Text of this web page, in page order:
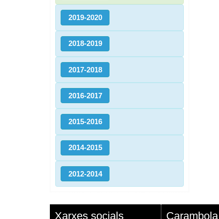
2019-2020
2018-2019
2017-2018
2016-2017
2015-2016
2014-2015
2012-2014
Xarxes socials Carambola